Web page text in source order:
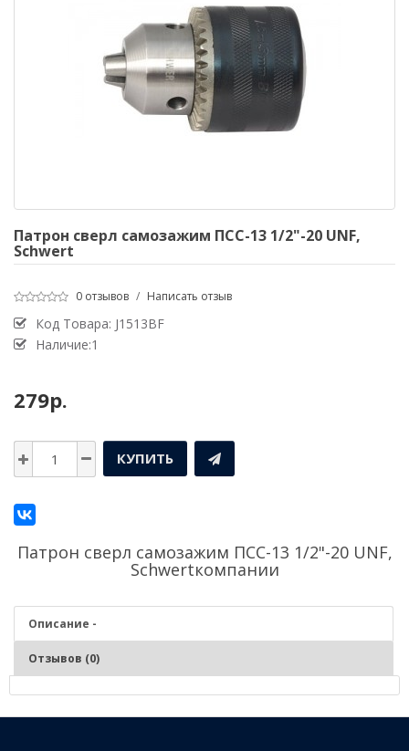
Патрон сверл самозажим ПСС-13 1/2"-20 UNF,
Schwert
0 отзывов / Написать отзыв
Код Товара: J1513BF
Наличие:1
279р.
КУПИТЬ
Патрон сверл самозажим ПСС-13 1/2"-20 UNF,
Schwertкомпании
Описание -
Отзывов (0)